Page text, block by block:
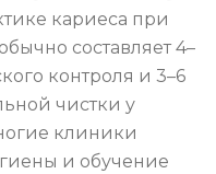
кариеса при
составляет 4–
контроля и 3–6
чистки у
клиники
и обучение